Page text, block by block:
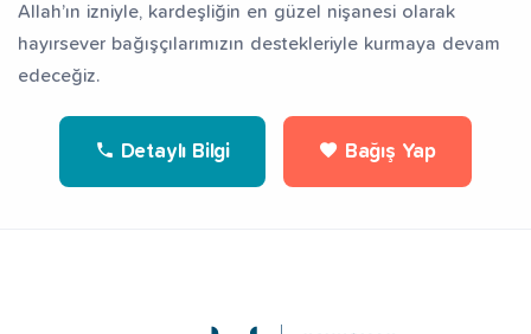
Allah’ın izniyle, kardeşliğin en güzel nişanesi olarak
hayırsever bağışçılarımızın destekleriyle kurmaya devam
edeceğiz.
Detaylı Bilgi Bağış Yap